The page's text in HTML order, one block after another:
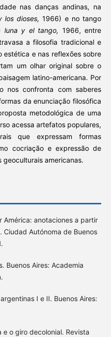
nas danças andinas, na
los dioses,1966) e no tango
luna y el tango, 1966, entre
a filosofia tradicional e
estética e nas reflexões sobre
um olhar original sobre o
latino-americana. Por
nos confronta com saberes
da enunciação filosófica
metodológica de uma
acessa artefatos populares,
que expressam formas
cocriação e expressão de
americanas.
América: anotaciones a partir
Ciudad Autónoma de Buenos
Buenos Aires: Academia
I e II. Buenos Aires:
e o giro decolonial. Revista